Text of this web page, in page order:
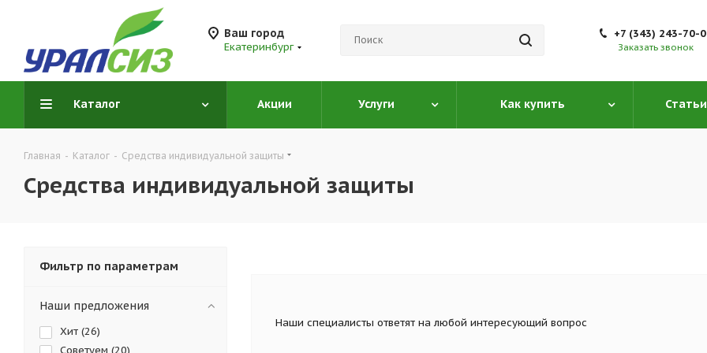
Ваш город
Екатеринбург
+7 (343) 243-70-
Заказать звонок
Каталог Акции Услуги Как купить Статьи
Главная - Каталог - Средства индивидуальной защиты
Средства индивидуальной защиты
Наши специалисты ответят на любой интересующий вопрос
Фильтр по параметрам
Наши предложения
Хит (26)
Советуем (20)